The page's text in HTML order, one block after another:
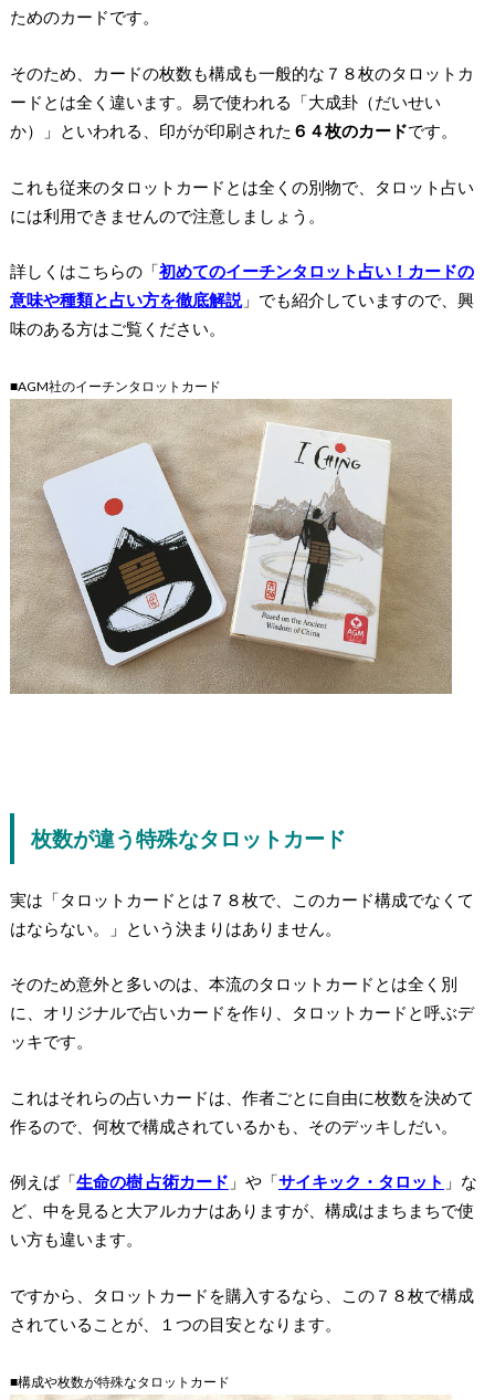
ためのカードです。
そのため、カードの枚数も構成も一般的な７８枚のタロットカ
ードとは全く違います。易で使われる「大成卦（だいせい
か）」といわれる、印がが印刷された ６４枚のカードです。
これも従来のタロットカードとは全くの別物で、タロット占い
には利用できませんので注意しましょう。
詳しくはこちらの「初めてのイーチンタロット占い！カードの
意味や種類と占い方を徹底解説」でも紹介していますので、興
味のある方はご覧ください。
■AGM社のイーチンタロットカード
枚数が違う特殊なタロットカード
実は「タロットカードとは７８枚で、このカード構成でなくて
はならない。」という決まりはありません。
そのため意外と多いのは、本流のタロットカードとは全く別
に、オリジナルで占いカードを作り、タロットカードと呼ぶデ
ッキです。
これはそれらの占いカードは、作者ごとに自由に枚数を決めて
作るので、何枚で構成されているかも、そのデッキしだい。
例えば「生命の樹 占術カード 」や「サイキック・タロット 」な
ど、中を見ると大アルカナはありますが、構成はまちまちで使
い方も違います。
ですから、
タロットカードを購入するなら、この７８枚で構成
されていることが、１つの目安となります。
■構成や枚数が特殊なタロットカード